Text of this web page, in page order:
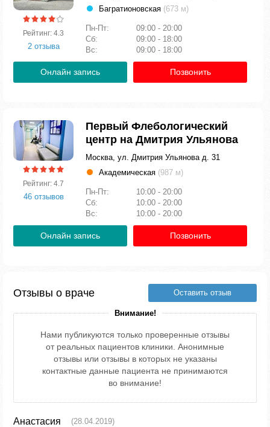
Рейтинг: 4.3
2 отзыва
Багратионовская (673 м)
Пн-Пт:
09:00 - 20:00
Сб:
09:00 - 18:00
Вс:
09:00 - 18:00
Онлайн запись Позвонить
Рейтинг: 4.7
46 отзывов
Первый Флебологический
центр на Дмитрия Ульянова
Москва, ул. Дмитрия Ульянова д. 31
Академическая (987 м)
Пн-Пт:
10:00 - 20:00
Сб:
10:00 - 20:00
Вс:
10:00 - 20:00
Онлайн запись Позвонить
Отзывы о враче Оставить отзыв
Внимание!
Нами публикуются только проверенные отзывы
от реальных пациентов клиники. Анонимные
отзывы или отзывы в которых не указаны
контактные данные пациента не принимаются
во внимание!
Анастасия (28.04.2019)